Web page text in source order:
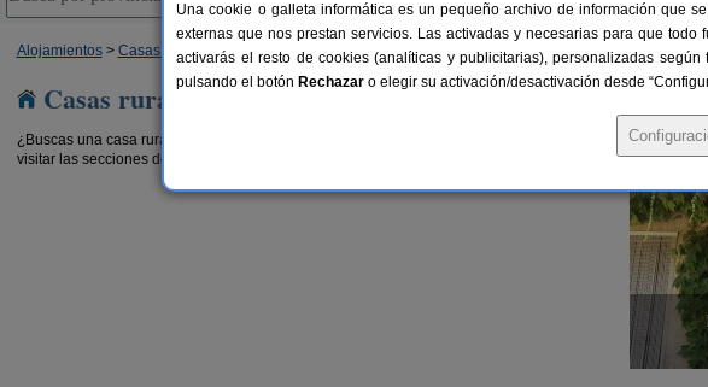
Alojamientos> Casas rurales para grupos >Castilla y León> Zamora
Casas rurales para grupos en Zamora
¿Buscas una casa rural en grupo de amigos o amigas?
visitar las secciones de
casas rurales en el campo en Zamorapara
Una cookie o galleta informática es un pequeño archivo de información que
externas que nos prestan servicios. Las activadas y necesarias para que
activarás el resto de cookies (analíticas y publicitarias), personalizadas
pulsando el botón Rechazar o elegir su activación/desactivación desde